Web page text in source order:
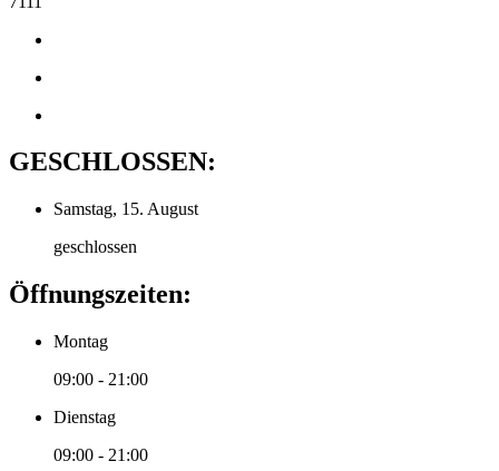
GESCHLOSSEN:
Samstag, 15. August
geschlossen
Öffnungszeiten:
Montag
09:00 - 21:00
Dienstag
09:00 - 21:00